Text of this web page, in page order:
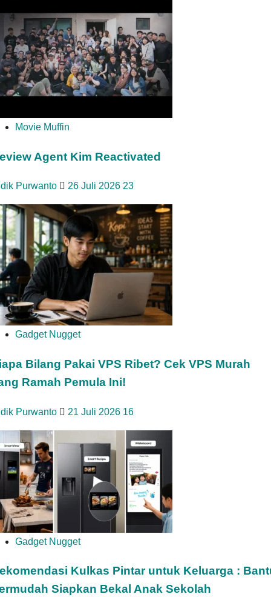
Movie Muffin
Agent Kim Reactivated
Purwanto 26 Juli 2026 23
Gadget Nugget
Bilang Pakai VPS Ribet? Cek VPS Murah
Ramah Pemula Ini!
Purwanto 21 Juli 2026 16
Gadget Nugget
Kulkas Pintar untuk Keluarga :
Siapkan Bekal Anak Sekolah